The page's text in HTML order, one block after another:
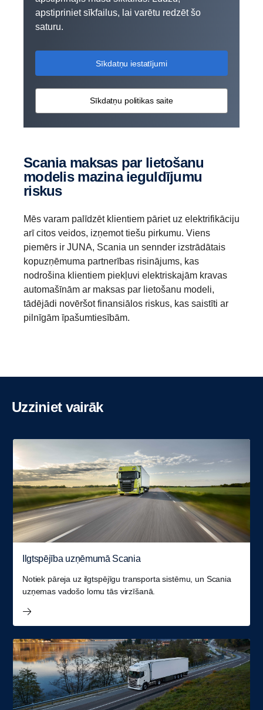
apstipriniet sīkfailus, lai varētu redzēt šo
saturu.
Sīkdatņu iestatījumi
Sīkdatņu politikas saite
Scania maksas par lietošanu
modelis mazina ieguldījumu
riskus
Mēs varam palīdzēt klientiem pāriet uz elektrifikāciju
arī citos veidos, izņemot tiešu pirkumu. Viens
piemērs ir JUNA, Scania un sennder izstrādātais
kopuzņēmuma partnerības risinājums, kas
nodrošina klientiem piekļuvi elektriskajām kravas
automašīnām ar maksas par lietošanu modeli,
tādējādi novēršot finansiālos riskus, kas saistīti ar
pilnīgām īpašumtiesībām.
Uzziniet vairāk
Ilgtspējība uzņēmumā Scania
Notiek pāreja uz ilgtspējīgu transporta sistēmu, un Scania
uzņemas vadošo lomu tās virzīšanā.